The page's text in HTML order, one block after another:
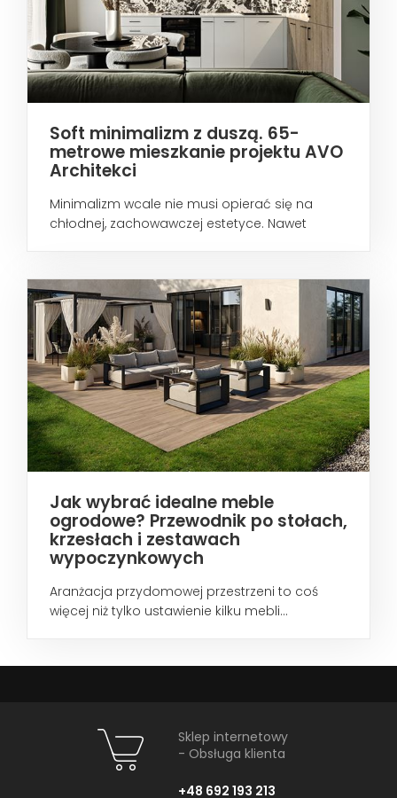
Soft minimalizm z duszą. 65-
metrowe mieszkanie projektu AVO
Architekci
Minimalizm wcale nie musi opierać się na
chłodnej, zachowawczej estetyce. Nawet
Jak wybrać idealne meble
ogrodowe? Przewodnik po stołach,
krzesłach i zestawach
wypoczynkowych
Aranżacja przydomowej przestrzeni to coś
więcej niż tylko ustawienie kilku mebli...
Sklep internetowy
- Obsługa klienta
+48 692 193 213